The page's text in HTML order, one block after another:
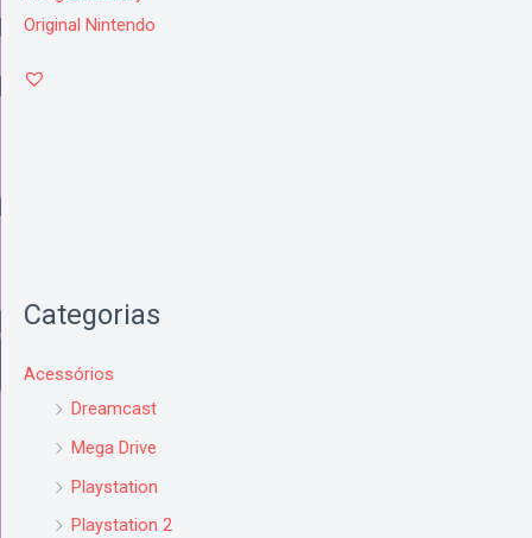
Categorias
Acessórios
Dreamcast
Mega Drive
Playstation
Playstation 2
Original Nintendo